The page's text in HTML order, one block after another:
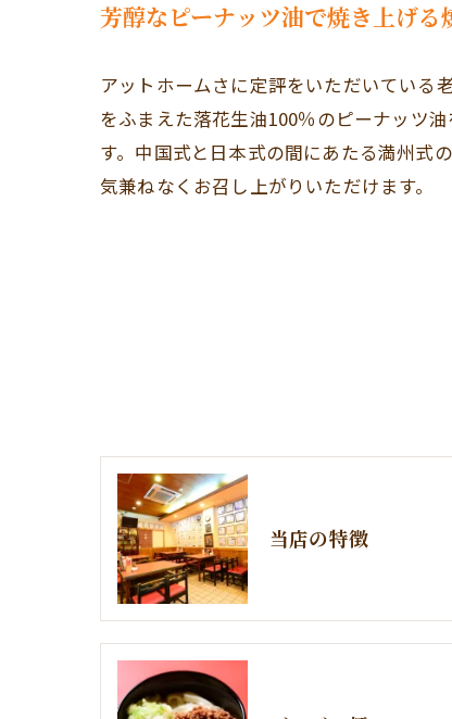
芳醇なピーナッツ油で焼き上げる
アットホームさに定評をいただいている
をふまえた落花生油100％のピーナッツ
す。中国式と日本式の間にあたる満州式
気兼ねなくお召し上がりいただけます。
当店の特徴